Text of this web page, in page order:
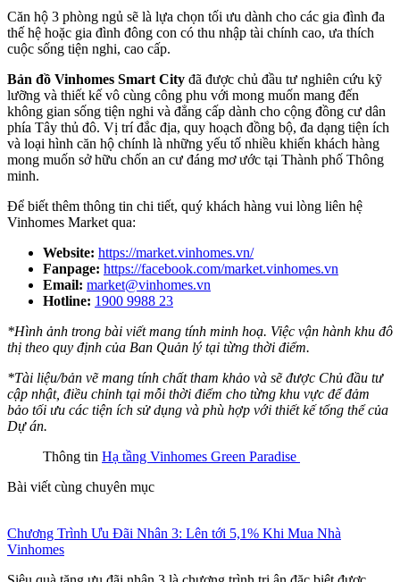
Căn hộ 3 phòng ngủ sẽ là lựa chọn tối ưu dành cho các gia đình đa
thế hệ hoặc gia đình đông con có thu nhập tài chính cao, ưa thích
cuộc sống tiện nghi, cao cấp.
Bản đồ Vinhomes Smart City đã được chủ đầu tư nghiên cứu kỹ
lưỡng và thiết kế vô cùng công phu với mong muốn mang đến
không gian sống tiện nghi và đẳng cấp dành cho cộng đồng cư dân
phía Tây thủ đô. Vị trí đắc địa, quy hoạch đồng bộ, đa dạng tiện ích
và loại hình căn hộ chính là những yếu tố nhiều khiến khách hàng
mong muốn sở hữu chốn an cư đáng mơ ước tại Thành phố Thông
minh.
Để biết thêm thông tin chi tiết, quý khách hàng vui lòng liên hệ
Vinhomes Market qua:
Website: https://market.vinhomes.vn/
Fanpage: https://facebook.com/market.vinhomes.vn
Email: market@vinhomes.vn
Hotline: 1900 9988 23
*Hình ảnh trong bài viết mang tính minh hoạ. Việc vận hành khu đô
thị theo quy định của Ban Quản lý tại từng thời điểm.
*Tài liệu/bản vẽ mang tính chất tham khảo và sẽ được Chủ đầu tư
cập nhật, điều chỉnh tại mỗi thời điểm cho từng khu vực để đảm
bảo tối ưu các tiện ích sử dụng và phù hợp với thiết kế tổng thể của
Dự án.
Thông tin Hạ tầng Vinhomes Green Paradise
Bài viết cùng chuyên mục
Chương Trình Ưu Đãi Nhân 3: Lên tới 5,1% Khi Mua Nhà
Vinhomes